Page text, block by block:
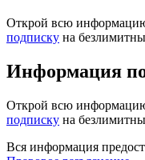
Открой всю
подписку на
Информация
Открой всю
подписку на
Вся информация